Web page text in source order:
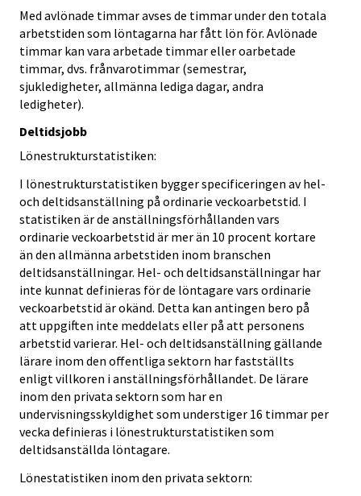
Med avlönade timmar avses de timmar under den totala
arbetstiden som löntagarna har fått lön för. Avlönade
timmar kan vara arbetade timmar eller oarbetade
timmar, dvs. frånvarotimmar (semestrar,
sjukledigheter, allmänna lediga dagar, andra
ledigheter).
Deltidsjobb
Lönestrukturstatistiken:
I lönestrukturstatistiken bygger specificeringen av hel-
och deltidsanställning på ordinarie veckoarbetstid. I
statistiken är de anställningsförhållanden vars
ordinarie veckoarbetstid är mer än 10 procent kortare
än den allmänna arbetstiden inom branschen
deltidsanställningar. Hel- och deltidsanställningar har
inte kunnat definieras för de löntagare vars ordinarie
veckoarbetstid är okänd. Detta kan antingen bero på
att uppgiften inte meddelats eller på att personens
arbetstid varierar. Hel- och deltidsanställning gällande
lärare inom den offentliga sektorn har fastställts
enligt villkoren i anställningsförhållandet. De lärare
inom den privata sektorn som har en
undervisningsskyldighet som understiger 16 timmar per
vecka definieras i lönestrukturstatistiken som
deltidsanställda löntagare.
Lönestatistiken inom den privata sektorn: